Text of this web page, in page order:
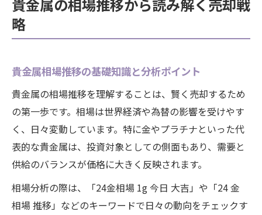
貴金属の相場推移から読み解く売却戦
略
貴金属相場推移の基礎知識と分析ポイント
貴金属の相場推移を理解することは、賢く売却するため
の第一歩です。相場は世界経済や為替の影響を受けやす
く、日々変動しています。特に金やプラチナといった代
表的な貴金属は、投資対象としての側面もあり、需要と
供給のバランスが価格に大きく反映されます。
相場分析の際は、「24金相場 1g 今日 大吉」や「24 金
相場 推移」などのキーワードで日々の動向をチェックす